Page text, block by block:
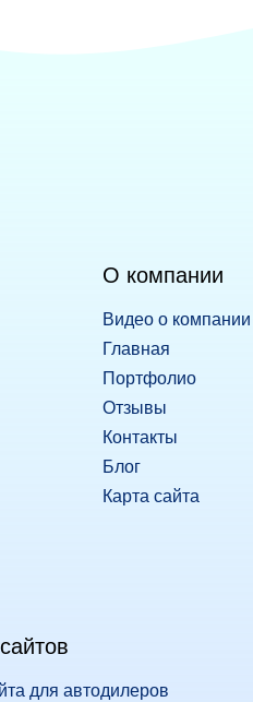
О компании
Видео о компании
Главная
Портфолио
Отзывы
Контакты
Блог
Карта сайта
для автодилеров